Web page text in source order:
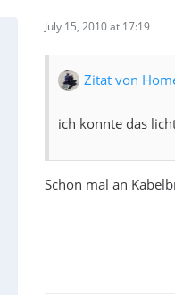
July 15, 2010 at 17:19
Zitat von
ich konnte das
Schon mal an